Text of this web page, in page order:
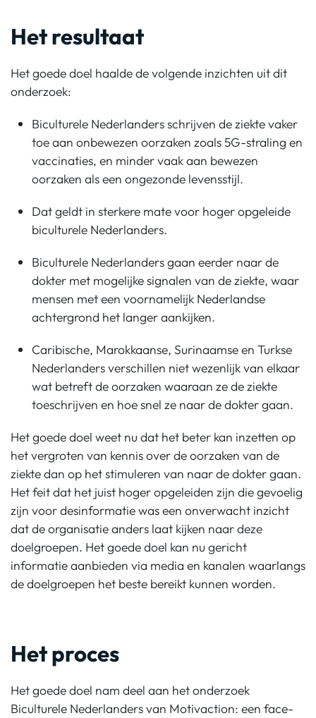
Het resultaat
Het goede doel haalde de volgende inzichten uit dit
onderzoek:
Biculturele Nederlanders schrijven de ziekte vaker
toe aan onbewezen oorzaken zoals 5G-straling en
vaccinaties, en minder vaak aan bewezen
oorzaken als een ongezonde levensstijl.
Dat geldt in sterkere mate voor hoger opgeleide
biculturele Nederlanders.
Biculturele Nederlanders gaan eerder naar de
dokter met mogelijke signalen van de ziekte, waar
mensen met een voornamelijk Nederlandse
achtergrond het langer aankijken.
Caribische, Marokkaanse, Surinaamse en Turkse
Nederlanders verschillen niet wezenlijk van elkaar
wat betreft de oorzaken waaraan ze de ziekte
toeschrijven en hoe snel ze naar de dokter gaan.
Het goede doel weet nu dat het beter kan inzetten op
het vergroten van kennis over de oorzaken van de
ziekte dan op het stimuleren van naar de dokter gaan.
Het feit dat het juist hoger opgeleiden zijn die gevoelig
zijn voor desinformatie was een onverwacht inzicht
dat de organisatie anders laat kijken naar deze
doelgroepen. Het goede doel kan nu gericht
informatie aanbieden via media en kanalen waarlangs
de doelgroepen het beste bereikt kunnen worden.
Het proces
Het goede doel nam deel aan het onderzoek
Biculturele Nederlanders van Motivaction: een face-